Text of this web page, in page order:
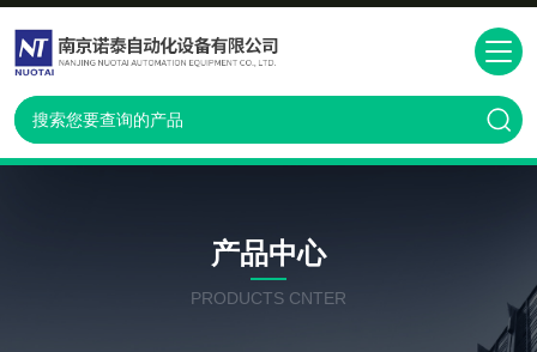
产品中心
PRODUCTS CNTER